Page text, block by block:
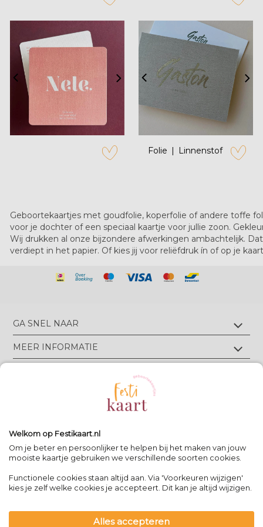
zet op verlanglijstje zet op
zet op verlanglijstje
Folie Linnenstof
zet op
Geboortekaartjes met goudfolie, koperfolie of andere toffe
voor je dochter of een speciaal kaartje voor jullie zoon.
Wij drukken al onze bijzondere afwerkingen ambachtelijk.
verdiept in het papier. Of kies jij voor reliëfdruk ín of op je
GA SNEL NAAR
Geboortekaartjes met foliedruk
Geboortekaartjes zonder foliedruk
Geboortekaartjes op écht linnen
Geboortekaartjes met letterpress
MEER INFORMATIE
Privacy verklaring
Bekijk alle foliedruk kleuren
Uitleg editor
Het 8-stappen plan: keuzes maken
WhatsApp: +31(0)651725973
Pinterest
Contact|
team@festikaart.nl
powered by DRN Cards 2026
Welkom op Festikaart.nl
Om je beter en persoonlijker te helpen bij het maken van jouw
mooiste kaartje gebruiken we verschillende soorten cookies.
Functionele cookies staan altijd aan. Via 'Voorkeuren wijzigen'
kies je zelf welke cookies je accepteert. Dit kan je altijd wijzigen.
Alles accepteren